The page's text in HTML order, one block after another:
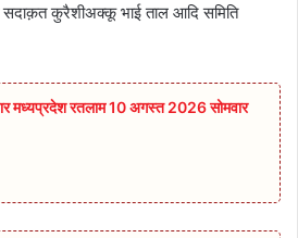
सदाक़त कुरैशी‌अक्कू भाई ताल आदि समिति
मध्यप्रदेश रतलाम 10 अगस्त 2026 सोमवार